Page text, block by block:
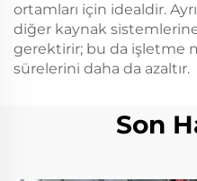
ortamları için idealdir.
diğer kaynak sistemlerine
gerektirir; bu da işletme
sürelerini daha da azaltır.
Son